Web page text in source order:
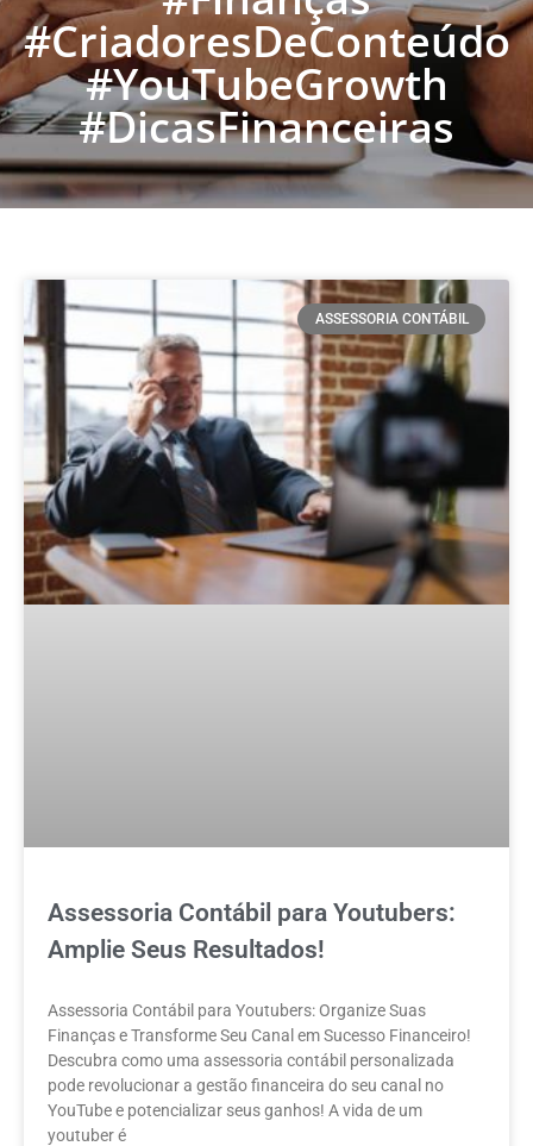
#CriadoresDeConteúdo
#YouTubeGrowth
#DicasFinanceiras
ASSESSORIA CONTÁBIL
Assessoria Contábil para Youtubers:
Amplie Seus Resultados!
Assessoria Contábil para Youtubers: Organize Suas
Finanças e Transforme Seu Canal em Sucesso Financeiro!
Descubra como uma assessoria contábil personalizada
pode revolucionar a gestão financeira do seu canal no
YouTube e potencializar seus ganhos! A vida de um
youtuber é